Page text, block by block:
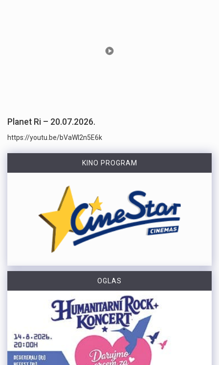
Planet Ri – 20.07.2026.
https://youtu.be/bVaWI2n5E6k
KINO PROGRAM
OGLAS